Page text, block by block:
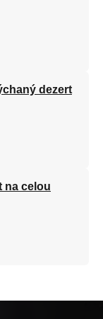
dezert
na celou